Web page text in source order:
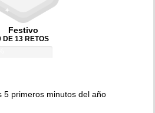
Festivo
DE 13 RETOS
5 primeros minutos del año